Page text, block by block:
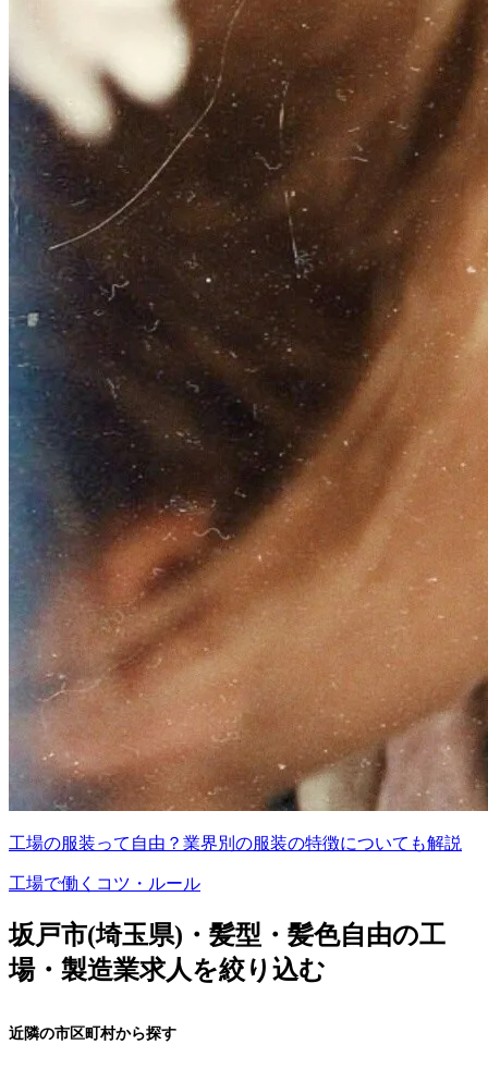
工場の服装って自由？業界別の服装の特徴についても解説
工場で働くコツ・ルール
坂戸市(埼玉県)・髪型・髪色自由の工
場・製造業求人を絞り込む
近隣の市区町村から探す